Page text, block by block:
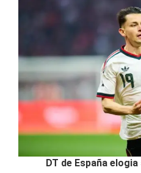
DT de España